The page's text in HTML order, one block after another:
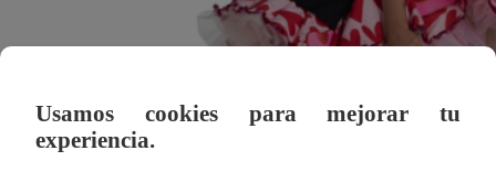
Usamos cookies para mejorar tu
experiencia.